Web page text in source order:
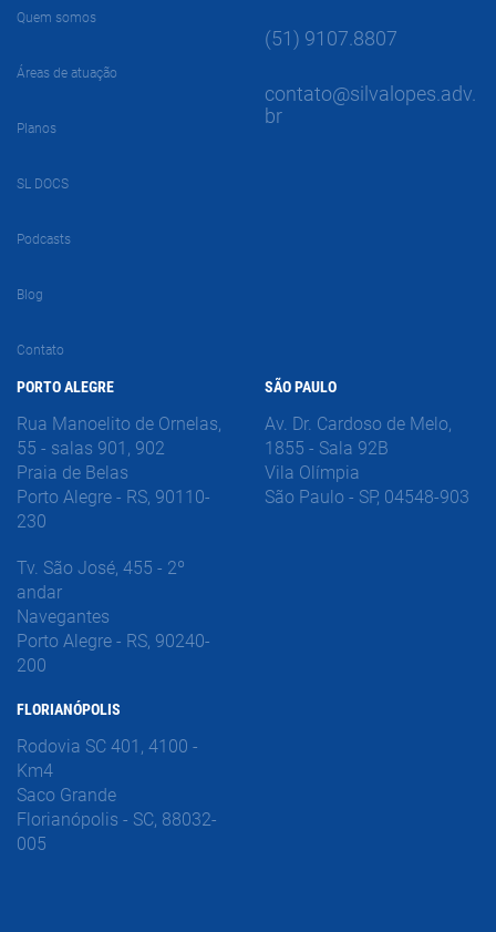
Quem somos
Áreas de atuação
Planos
SL DOCS
Podcasts
Blog
Contato
(51) 9107.8807
contato@silvalopes.adv.
br
PORTO ALEGRE
Rua Manoelito de Ornelas,
55 - salas 901, 902
Praia de Belas
Porto Alegre - RS, 90110-
230
Tv. São José, 455 - 2º
andar
Navegantes
Porto Alegre - RS, 90240-
200
FLORIANÓPOLIS
Rodovia SC 401, 4100 -
Km4
Saco Grande
Florianópolis - SC, 88032-
005
SÃO PAULO
Av. Dr. Cardoso de Melo,
1855 - Sala 92B
Vila Olímpia
São Paulo - SP, 04548-903